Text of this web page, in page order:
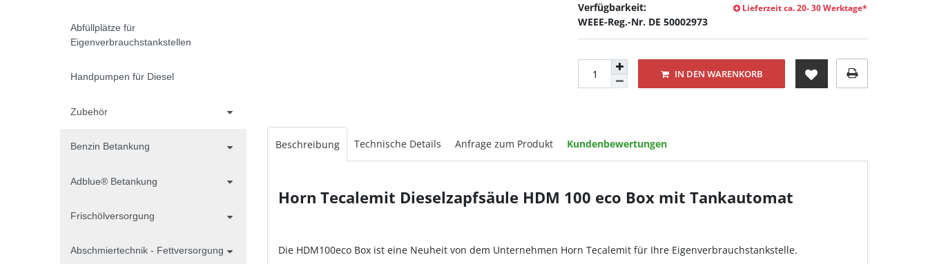
Abfüllplätze für
Eigenverbrauchstankstellen
Handpumpen für Diesel
Zubehör
Benzin Betankung
Adblue® Betankung
Frischölversorgung
Abschmiertechnik - Fettversorgung
Verfügbarkeit: Lieferzeit ca. 20- 30 Werktage*
WEEE-Reg.-Nr. DE 50002973
IN DEN WARENKORB
Beschreibung Technische Details Anfrage zum Produkt Kundenbewertungen
Horn Tecalemit Dieselzapfsäule HDM 100 eco Box mit Tankautomat
Die HDM100eco Box ist eine Neuheit von dem Unternehmen Horn Tecalemit für Ihre Eigenverbrauchstankstelle.